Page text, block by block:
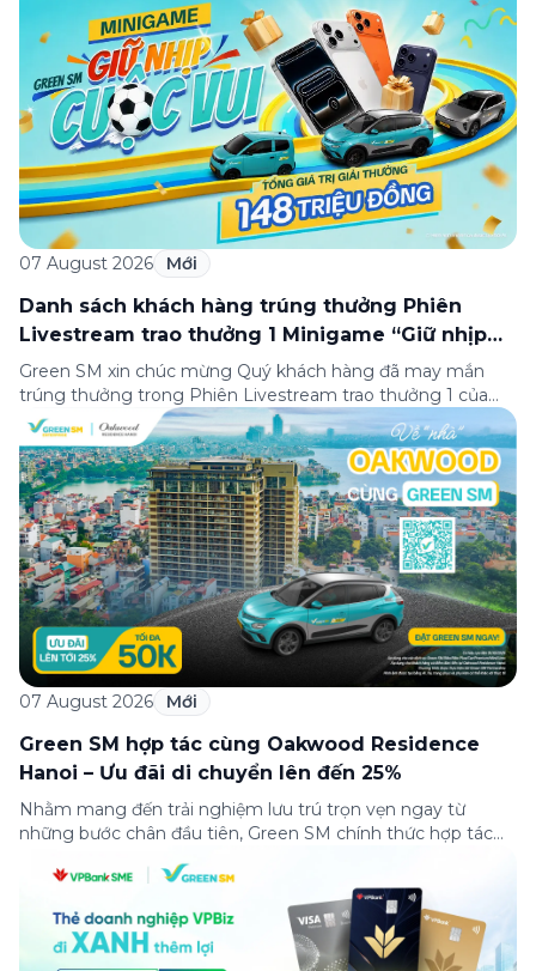
07 August 2026 Mới
Danh sách khách hàng trúng thưởng Phiên
Livestream trao thưởng 1 Minigame “Giữ nhịp
cuộc vui”
Green SM xin chúc mừng Quý khách hàng đã may mắn
trúng thưởng trong Phiên Livestream trao thưởng 1 của
Minigame “Giữ nhịp cuộc vui”, được phát sóng trực tiếp
trên Fanpage và TikTok Green SM từ 20:00 – 21:00 ngày
04/08/2026. Phiên livestream đã diễn ra công khai với sự
theo dõi của đông […]
07 August 2026 Mới
Green SM hợp tác cùng Oakwood Residence
Hanoi – Ưu đãi di chuyển lên đến 25%
Nhằm mang đến trải nghiệm lưu trú trọn vẹn ngay từ
những bước chân đầu tiên, Green SM chính thức hợp tác
đãi di chuyển dành riêng cho khách hàng có điểm đi hoặc
điểm đến tại khu căn hộ dịch vụ này. Tọa lạc trong […]